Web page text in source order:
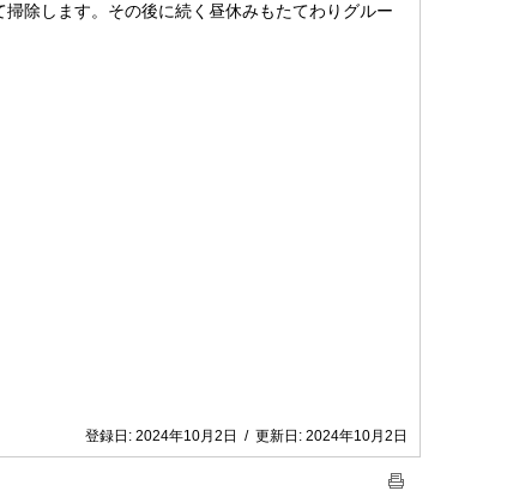
除します。その後に続く昼休みもたてわりグルー
登録日: 2024年10月2日 / 更新日: 2024年10月2日